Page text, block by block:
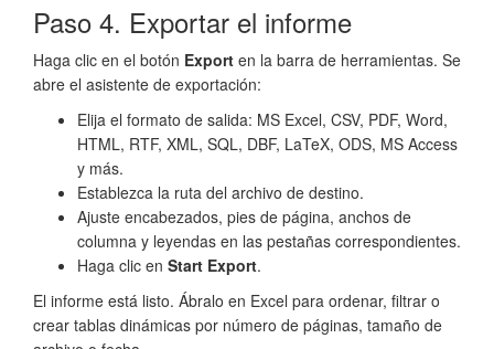
Paso 4. Exportar el informe
Haga clic en el botón Export en la barra de herramientas. Se
abre el asistente de exportación:
Elija el formato de salida: MS Excel, CSV, PDF, Word,
HTML, RTF, XML, SQL, DBF, LaTeX, ODS, MS Access
y más.
Establezca la ruta del archivo de destino.
Ajuste encabezados, pies de página, anchos de
columna y leyendas en las pestañas correspondientes.
Haga clic en Start Export.
El informe está listo. Ábralo en Excel para ordenar, filtrar o
crear tablas dinámicas por número de páginas, tamaño de